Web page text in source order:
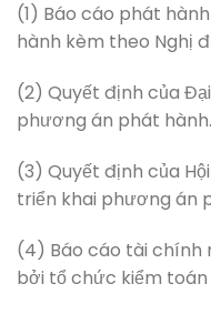
(1) Báo cáo phát
hành kèm theo Nghị
(2) Quyết định của
phương án phát hành.
(3) Quyết định của
triển khai phương án
(4) Báo cáo tài chính
bởi tổ chức kiểm